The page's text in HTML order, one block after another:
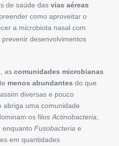
de saúde das vias aéreas
como aproveitar o
a microbiota nasal com
desenvolvimentos
as comunidades microbianas
menos abundantes do que
assim diversas e pouco
abriga uma comunidade
os filos Actinobacteria
, enquanto Fusobacteria e
em quantidades